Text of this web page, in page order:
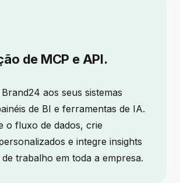
de MCP e API.
aos seus sistemas
de BI e ferramentas de IA.
o fluxo de dados, crie
e integre insights
trabalho em toda a empresa.